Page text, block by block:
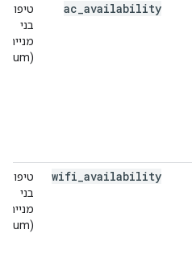
ac availability
בני
מנייה
(enum)
wifi availability
בני
מנייה
(enum)